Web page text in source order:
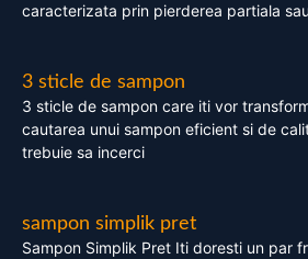
caracterizata prin pierderea partiala
3 sticle de sampon
3 sticle de sampon care iti vor
cautarea unui sampon eficient si de
trebuie sa incerci
sampon simplik pret
Sampon Simplik Pret Iti doresti un par